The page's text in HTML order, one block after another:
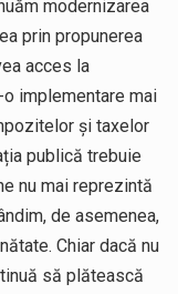
modernizarea
prin propunerea
acces la
implementare mai
și taxelor
publică trebuie
nu mai reprezintă
de asemenea,
Chiar dacă nu
să plătească